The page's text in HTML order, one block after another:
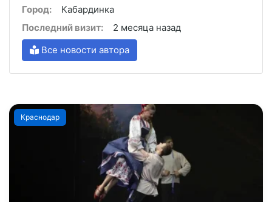
Город:
Кабардинка
Последний визит:
2 месяца назад
Все новости автора
Краснодар